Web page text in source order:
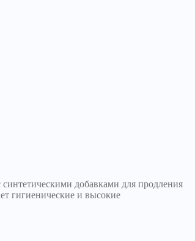
добавками для продления
гигиенические и высокие